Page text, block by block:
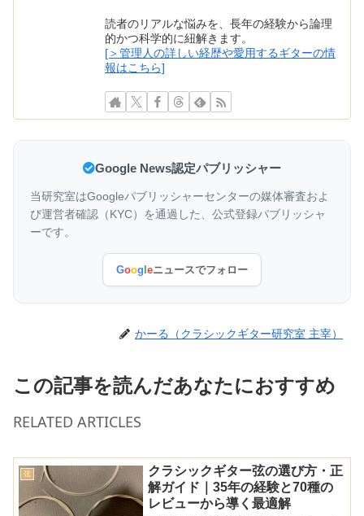
読者のリアルな悩みを、長年の経験から論理
的かつ科学的に紐解きます。
[＞管理人の詳しい経歴や愛用するギターの情
報はこちら]
Google News認定パブリッシャー
当研究室はGoogleパブリッシャーセンターの媒体審査およ
び運営者確認（KYC）を通過した、公式登録パブリッシャ
ーです。
Goog eニュースでフォロー
かーる（クラシックギター研究室 主宰）
この記事を読んだあなたにおすすめ
RELATED ARTICLES
弦
クラシックギター弦の選び方・正
解ガイド｜35年の経験と70種の
レビューから導く最適解